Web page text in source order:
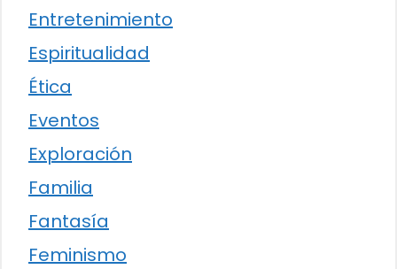
Entretenimiento
Espiritualidad
Ética
Eventos
Exploración
Familia
Fantasía
Feminismo